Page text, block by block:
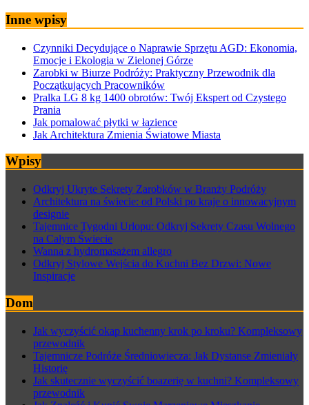
Inne wpisy
Czynniki Decydujące o Naprawie Sprzętu AGD: Ekonomia,
Emocje i Ekologia w Zielonej Górze
Zarobki w Biurze Podróży: Praktyczny Przewodnik dla
Początkujących Pracowników
Pralka LG 8 kg 1400 obrotów: Twój Ekspert od Czystego
Prania
Jak pomalować płytki w łazience
Jak Architektura Zmienia Światowe Miasta
Wpisy
Odkryj Ukryte Sekrety Zarobków w Branży Podróży
Architektura na świecie: od Polski po kraje o innowacyjnym
designie
Tajemnice Tygodni Urlopu: Odkryj Sekrety Czasu Wolnego
na Całym Świecie
Wanna z hydromasażem allegro
Odkryj Stylowe Wejścia do Kuchni Bez Drzwi: Nowe
Inspiracje
Dom
Jak wyczyścić okap kuchenny krok po kroku? Kompleksowy
przewodnik
Tajemnicze Podróże Średniowiecza: Jak Dystanse Zmieniały
Historię
Jak skutecznie wyczyścić boazerię w kuchni? Kompleksowy
przewodnik